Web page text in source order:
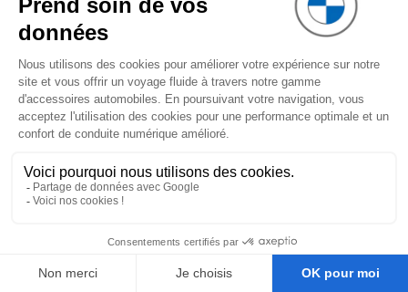
Disolvants BMW
Lubrifiants BMW
Nettoyant extérieur BMW
Pièces détachées BMW
Alimentation Carburant BMW
Boitier papillon BMW
Faisceau de câble pour réservoir avec pompe
d'aspiration BMW
Injecteur BMW
Pompe diesel BMW
Allumage / Préchauffage BMW